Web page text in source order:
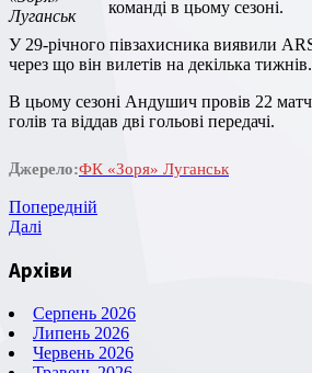
Луганськ
команді в цьому сезоні.
У 29-річного півзахисника виявили ARS-синдром (симфізит),
через що він вилетів на декілька тижнів.
В цьому сезоні Андушич провів 22 матчі, в яких забив сім
голів та віддав дві гольові передачі.
Джерело:ФК «Зоря» Луганськ
Навігація
Попередній
запис
Попередній
Наступний
Далі
Архіви
Серпень 2026
Липень 2026
Червень 2026